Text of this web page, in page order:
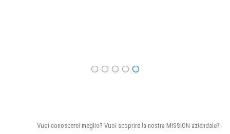
Vuoi conoscerci meglio? Vuoi scoprire la nostra MISSION aziendale?